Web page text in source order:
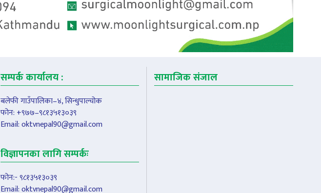
सम्पर्क कार्यालय :
बलेफी गाउँपालिका–४, सिन्धुपाल्चोक
फोन: +९७७–९८१३५१३०३९
Email:oktvnepal90@gmail.com
विज्ञापनका लागि सम्पर्कः
फोन:- ९८१३५१३०३९
Email:oktvnepal90@gmail.com
सामाजिक संजाल